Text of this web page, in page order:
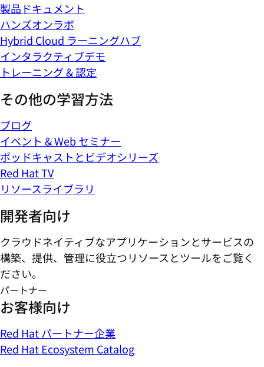
製品ドキュメント
ハンズオンラボ
Hybrid Cloud ラーニングハブ
インタラクティブデモ
トレーニング & 認定
その他の学習方法
ブログ
イベント & Web セミナー
ポッドキャストとビデオシリーズ
Red Hat TV
リソースライブラリ
開発者向け
クラウドネイティブなアプリケーションとサービスの
構築、提供、管理に役立つリソースとツールをご覧く
ださい。
パートナー
お客様向け
Red Hat パートナー企業
Red Hat Ecosystem Catalog